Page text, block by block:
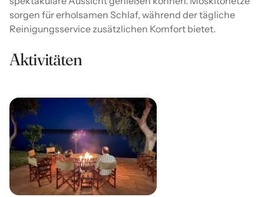
sorgen für erholsamen Schlaf, während der tägliche
Reinigungsservice zusätzlichen Komfort bietet.
Aktivitäten